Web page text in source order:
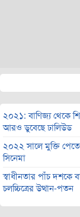
২০২১: বাণিজ্য থেকে
আরও ডুবেছে ঢালিউড
২০২২ সালে মুক্তি
সিনেমা
স্বাধীনতার পাঁচ দশকে
চলচ্চিত্রের উত্থান-পতন